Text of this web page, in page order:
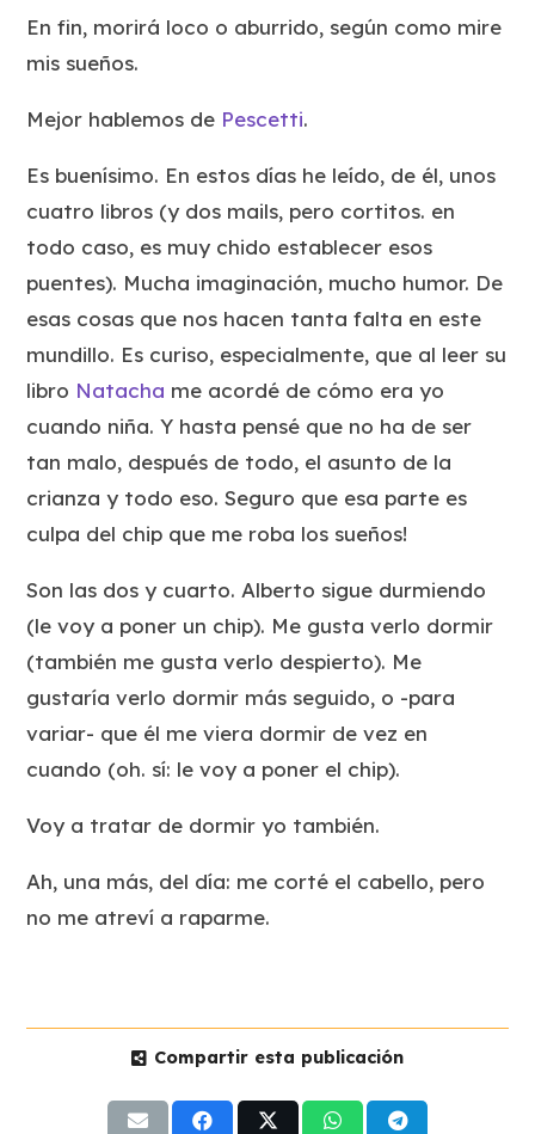
En fin, morirá loco o aburrido, según como mire
mis sueños.
Mejor hablemos de Pescetti.
Es buenísimo. En estos días he leído, de él, unos
cuatro libros (y dos mails, pero cortitos. en
todo caso, es muy chido establecer esos
puentes). Mucha imaginación, mucho humor. De
esas cosas que nos hacen tanta falta en este
mundillo. Es curiso, especialmente, que al leer su
libro Natacha me acordé de cómo era yo
cuando niña. Y hasta pensé que no ha de ser
tan malo, después de todo, el asunto de la
crianza y todo eso. Seguro que esa parte es
culpa del chip que me roba los sueños!
Son las dos y cuarto. Alberto sigue durmiendo
(le voy a poner un chip). Me gusta verlo dormir
(también me gusta verlo despierto). Me
gustaría verlo dormir más seguido, o -para
variar- que él me viera dormir de vez en
cuando (oh. sí: le voy a poner el chip).
Voy a tratar de dormir yo también.
Ah, una más, del día: me corté el cabello, pero
no me atreví a raparme.
Compartir esta publicación